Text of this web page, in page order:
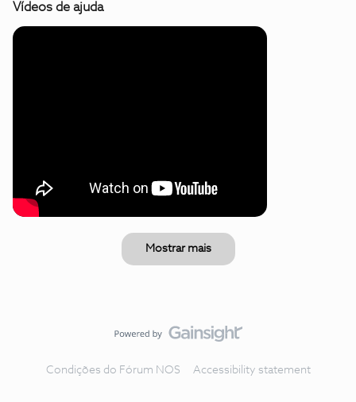
Vídeos de ajuda
Mostrar mais
Condições do Fórum NOS Accessibility statement